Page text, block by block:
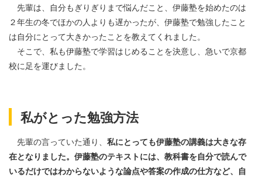
先輩は、自分もぎりぎりまで悩んだこと、伊藤塾を始めたのは
２年生の冬でほかの人よりも遅かったが、伊藤塾で勉強したこと
は自分にとって大きかったことを教えてくれました。
そこで、私も伊藤塾で学習はじめることを決意し、急いで京都
校に足を運びました。
私がとった勉強方法
先輩の言っていた通り、 私にとっても伊藤塾の講義は大きな存
在となりました。伊藤塾のテキストには、教科書を自分で読んで
いるだけではわからないような論点や答案の作成の仕方など、自